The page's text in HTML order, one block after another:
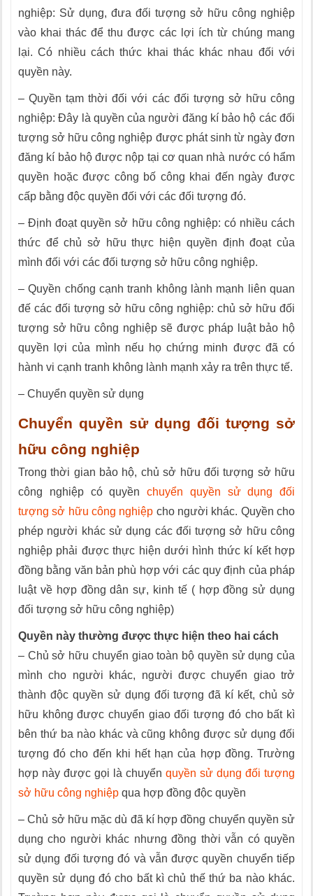
nghiệp: Sử dụng, đưa đối tượng sở hữu công nghiệp
vào khai thác để thu được các lợi ích từ chúng mang
lại. Có nhiều cách thức khai thác khác nhau đối với
quyền này.
– Quyền tạm thời đối với các đối tượng sở hữu công
nghiệp: Đây là quyền của người đăng kí bảo hộ các đối
tượng sở hữu công nghiệp được phát sinh từ ngày đơn
đăng kí bảo hộ được nộp tại cơ quan nhà nước có hẩm
quyền hoặc được công bố công khai đến ngày được
cấp bằng độc quyền đối với các đối tượng đó.
– Định đoạt quyền sở hữu công nghiệp: có nhiều cách
thức để chủ sở hữu thực hiện quyền định đoạt của
mình đối với các đối tượng sở hữu công nghiệp.
– Quyền chống cạnh tranh không lành mạnh liên quan
đế các đối tượng sở hữu công nghiệp: chủ sở hữu đối
tượng sở hữu công nghiệp sẽ được pháp luật bảo hộ
quyền lợi của mình nếu họ chứng minh được đã có
hành vi cạnh tranh không lành mạnh xảy ra trên thực tế.
– Chuyển quyền sử dụng
Chuyển quyền sử dụng đối tượng sở
hữu công nghiệp
Trong thời gian bảo hộ, chủ sở hữu đối tượng sở hữu
công nghiệp có quyền chuyển quyền sử dụng đối
tượng sở hữu công nghiệp cho người khác. Quyền cho
phép người khác sử dụng các đối tượng sở hữu công
nghiệp phải được thực hiện dưới hình thức kí kết hợp
đồng bằng văn bản phù hợp với các quy định của pháp
luật về hợp đồng dân sự, kinh tế ( hợp đồng sử dụng
đối tượng sở hữu công nghiệp)
Quyền này thường được thực hiện theo hai cách
– Chủ sở hữu chuyển giao toàn bộ quyền sử dụng của
mình cho người khác, người được chuyển giao trở
thành độc quyền sử dụng đối tượng đã kí kết, chủ sở
hữu không được chuyển giao đối tượng đó cho bất kì
bên thứ ba nào khác và cũng không được sử dụng đối
tượng đó cho đến khi hết hạn của hợp đồng. Trường
hợp này được gọi là chuyển quyền sử dụng đối tượng
sở hữu công nghiệp qua hợp đồng độc quyền
– Chủ sở hữu mặc dù đã kí hợp đồng chuyển quyền sử
dụng cho người khác nhưng đồng thời vẫn có quyền
sử dụng đối tượng đó và vẫn được quyền chuyển tiếp
quyền sử dụng đó cho bất kì chủ thế thứ ba nào khác.